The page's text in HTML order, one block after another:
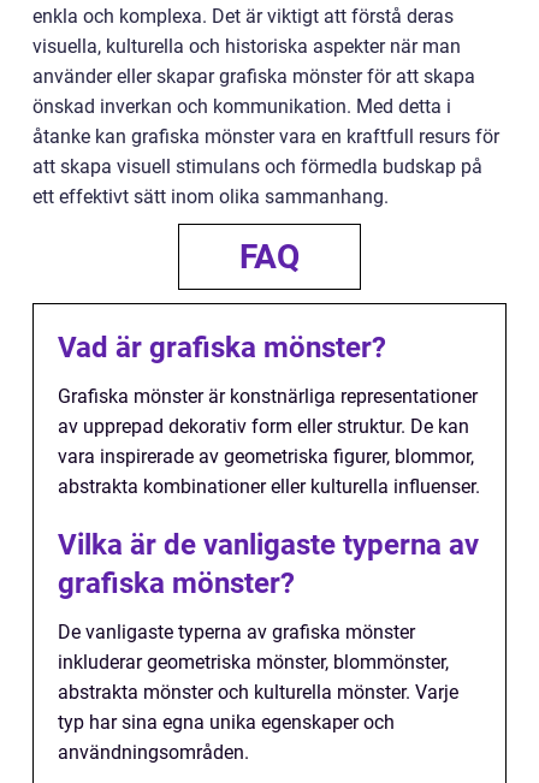
enkla och komplexa. Det är viktigt att förstå deras
visuella, kulturella och historiska aspekter när man
använder eller skapar grafiska mönster för att skapa
önskad inverkan och kommunikation. Med detta i
åtanke kan grafiska mönster vara en kraftfull resurs för
att skapa visuell stimulans och förmedla budskap på
ett effektivt sätt inom olika sammanhang.
FAQ
Vad är grafiska mönster?
Grafiska mönster är konstnärliga representationer
av upprepad dekorativ form eller struktur. De kan
vara inspirerade av geometriska figurer, blommor,
abstrakta kombinationer eller kulturella influenser.
Vilka är de vanligaste typerna av
grafiska mönster?
De vanligaste typerna av grafiska mönster
inkluderar geometriska mönster, blommönster,
abstrakta mönster och kulturella mönster. Varje
typ har sina egna unika egenskaper och
användningsområden.